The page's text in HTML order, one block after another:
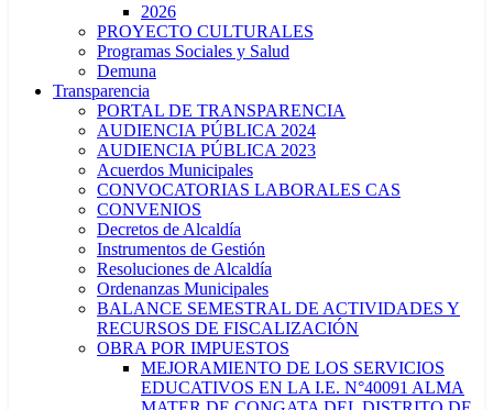
2026
PROYECTO CULTURALES
Programas Sociales y Salud
Demuna
Transparencia
PORTAL DE TRANSPARENCIA
AUDIENCIA PÚBLICA 2024
AUDIENCIA PÚBLICA 2023
Acuerdos Municipales
CONVOCATORIAS LABORALES CAS
CONVENIOS
Decretos de Alcaldía
Instrumentos de Gestión
Resoluciones de Alcaldía
Ordenanzas Municipales
BALANCE SEMESTRAL DE ACTIVIDADES Y
RECURSOS DE FISCALIZACIÓN
OBRA POR IMPUESTOS
MEJORAMIENTO DE LOS SERVICIOS
EDUCATIVOS EN LA I.E. N°40091 ALMA